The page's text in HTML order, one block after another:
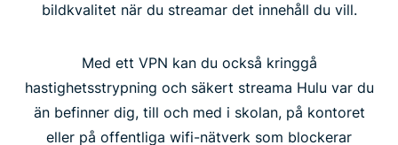
bildkvalitet när du streamar det innehåll du vill.
Med ett VPN kan du också kringgå
hastighetsstrypning och säkert streama Hulu var du
än befinner dig, till och med i skolan, på kontoret
eller på offentliga wifi-nätverk som blockerar